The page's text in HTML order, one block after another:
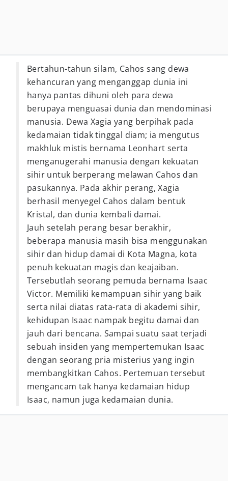
Bertahun-tahun silam, Cahos sang dewa
kehancuran yang menganggap dunia ini
hanya pantas dihuni oleh para dewa
berupaya menguasai dunia dan mendominasi
manusia. Dewa Xagia yang berpihak pada
kedamaian tidak tinggal diam; ia mengutus
makhluk mistis bernama Leonhart serta
menganugerahi manusia dengan kekuatan
sihir untuk berperang melawan Cahos dan
pasukannya. Pada akhir perang, Xagia
berhasil menyegel Cahos dalam bentuk
Kristal, dan dunia kembali damai.
Jauh setelah perang besar berakhir,
beberapa manusia masih bisa menggunakan
sihir dan hidup damai di Kota Magna, kota
penuh kekuatan magis dan keajaiban.
Tersebutlah seorang pemuda bernama Isaac
Victor. Memiliki kemampuan sihir yang baik
serta nilai diatas rata-rata di akademi sihir,
kehidupan Isaac nampak begitu damai dan
jauh dari bencana. Sampai suatu saat terjadi
sebuah insiden yang mempertemukan Isaac
dengan seorang pria misterius yang ingin
membangkitkan Cahos. Pertemuan tersebut
mengancam tak hanya kedamaian hidup
Isaac, namun juga kedamaian dunia.